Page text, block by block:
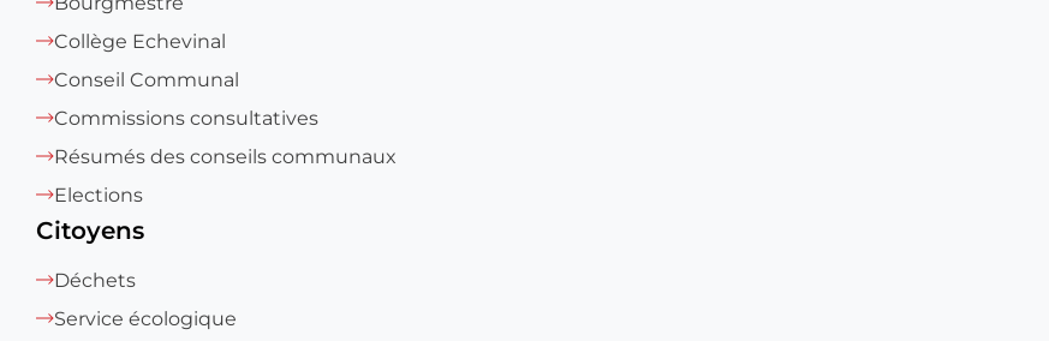
Collège Echevinal
Conseil Communal
Commissions consultatives
Résumés des conseils communaux
Elections
Citoyens
Déchets
Service écologique